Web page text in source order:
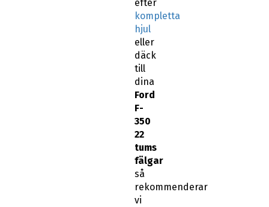
efter
kompletta
hjul
eller
däck
till
dina
Ford
F-
350
22
tums
fälgar
så
rekommenderar
vi